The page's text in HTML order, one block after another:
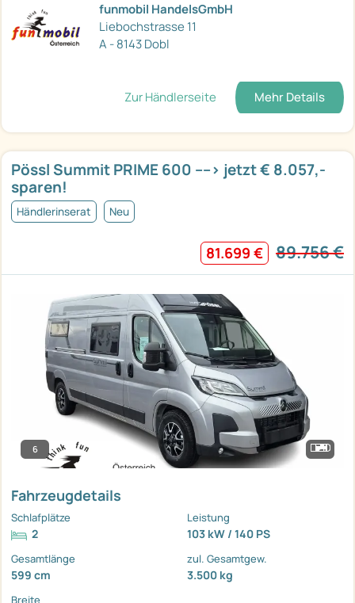
funmobil HandelsGmbH
Liebochstrasse 11
A - 8143 Dobl
Zur Händlerseite Mehr Details
Pössl Summit PRIME 600 ----> jetzt € 8.057,-
sparen!
Händlerinserat Neu
81.699 € 89.756 €
6
Fahrzeugdetails
Schlafplätze
2
Leistung
103 kW / 140 PS
Gesamtlänge
599 cm
zul. Gesamtgew.
3.500 kg
Breite